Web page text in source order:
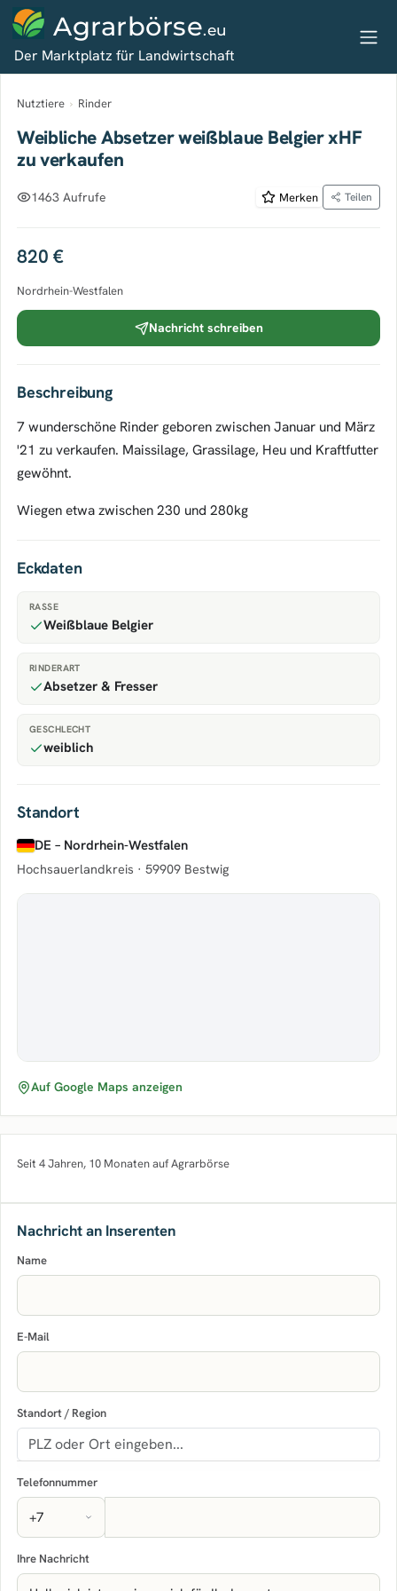
Agrarbörse.eu
Der Marktplatz für Landwirtschaft
Nutztiere › Rinder
Weibliche Absetzer weißblaue Belgier xHF
zu verkaufen
1463 Aufrufe Merken Teilen
820 €
Nordrhein-Westfalen
Nachricht schreiben
Beschreibung
7 wunderschöne Rinder geboren zwischen Januar und März
'21 zu verkaufen. Maissilage, Grassilage, Heu und Kraftfutter
gewöhnt.
Wiegen etwa zwischen 230 und 280kg
Eckdaten
RASSE
Weißblaue Belgier
RINDERART
Absetzer & Fresser
GESCHLECHT
weiblich
Standort
DE – Nordrhein-Westfalen
Hochsauerlandkreis · 59909 Bestwig
Auf Google Maps anzeigen
Seit 4 Jahren, 10 Monaten auf Agrarbörse
Nachricht an Inserenten
Name
E-Mail
Standort / Region
Telefonnummer
Ihre Nachricht